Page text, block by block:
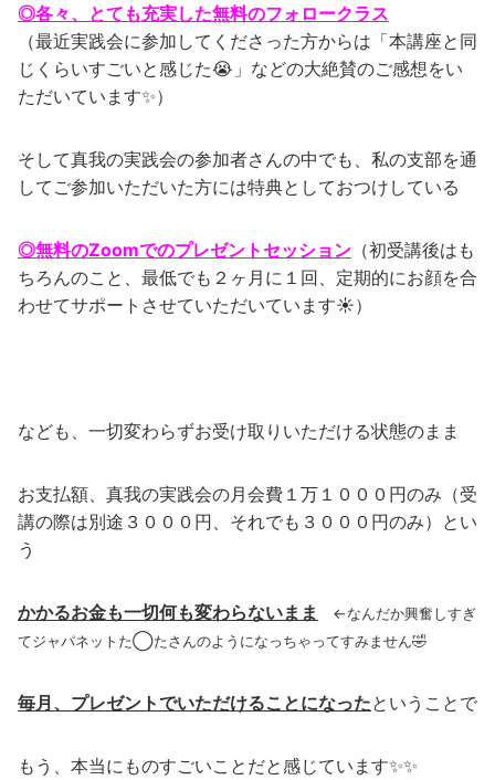
◎各々、とても充実した無料のフォロークラス
（最近実践会に参加してくださった方からは「本講座と同
じくらいすごいと感じた😭」などの大絶賛のご感想をい
ただいています✨）
そして真我の実践会の参加者さんの中でも、私の支部を通
してご参加いただいた方には特典としておつけしている
◎無料のZoomでのプレゼントセッション （初受講後はも
ちろんのこと、最低でも２ヶ月に１回、定期的にお顔を合
わせてサポートさせていただいています☀）
なども、一切変わらずお受け取りいただける状態のまま
お支払額、真我の実践会の月会費１万１０００円のみ（受
講の際は別途３０００円、それでも３０００円のみ）とい
う
かかるお金も一切何も変わらないまま
←なんだか興奮しすぎ
てジャパネットた◯たさんのようになっちゃってすみません🤣
毎月、プレゼントでいただけることになったということで
もう、本当にものすごいことだと感じています✨✨